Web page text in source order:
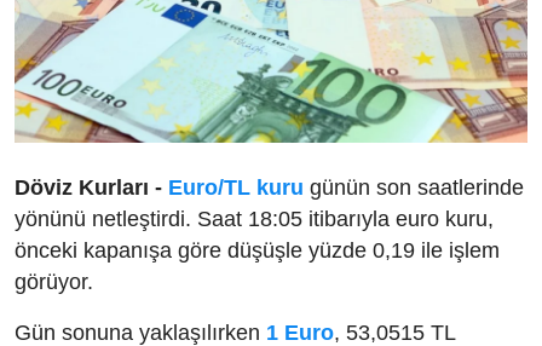
Döviz Kurları - Euro/TL kuru günün son saatlerinde
yönünü netleştirdi. Saat 18:05 itibarıyla euro kuru,
önceki kapanışa göre düşüşle yüzde 0,19 ile işlem
görüyor.
Gün sonuna yaklaşılırken 1 Euro, 53,0515 TL